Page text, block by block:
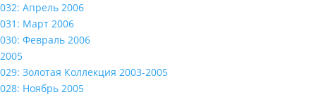
032: Апрель 2006
031: Март 2006
030: Февраль 2006
2005
029: Золотая Коллекция 2003-2005
028: Ноябрь 2005